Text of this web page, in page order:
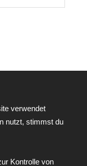
verwendet
nutzt, stimmst du
Kontrolle von